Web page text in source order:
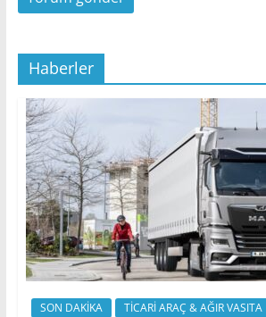
Haberler
SON DAKİKA TİCARİ ARAÇ & AĞIR VASITA